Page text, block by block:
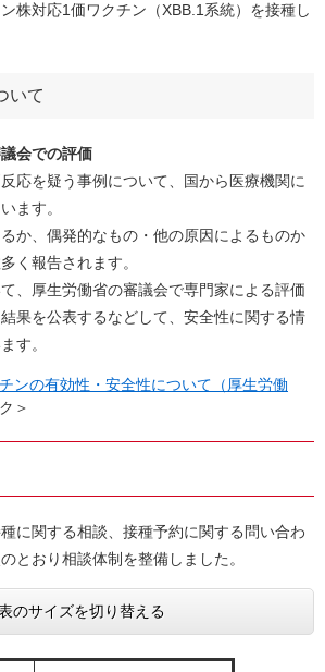
株対応1価ワクチン（XBB.1系統）を接種し
いて
会での評価
応を疑う事例について、国から医療機関に
います。
か、偶発的なもの・他の原因によるものか
多く報告されます。
、厚生労働省の審議会で専門家による評価
果を公表するなどして、安全性に関する情
す。
ンの有効性・安全性について（厚生労働
＞
に関する相談、接種予約に関する問い合わ
とおり相談体制を整備しました。
のサイズを切り替える